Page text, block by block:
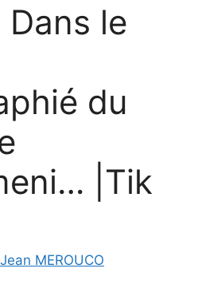
le
du
|Tik
Jean MEROUCO